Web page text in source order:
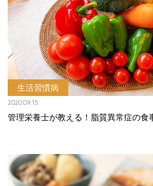
生活習慣病
2020.09.15
管理栄養士が教える！脂質異常症の食